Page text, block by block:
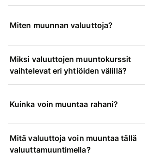
Miten muunnan valuuttoja?
Miksi valuuttojen muuntokurssit
vaihtelevat eri yhtiöiden välillä?
Kuinka voin muuntaa rahani?
Mitä valuuttoja voin muuntaa tällä
valuuttamuuntimella?